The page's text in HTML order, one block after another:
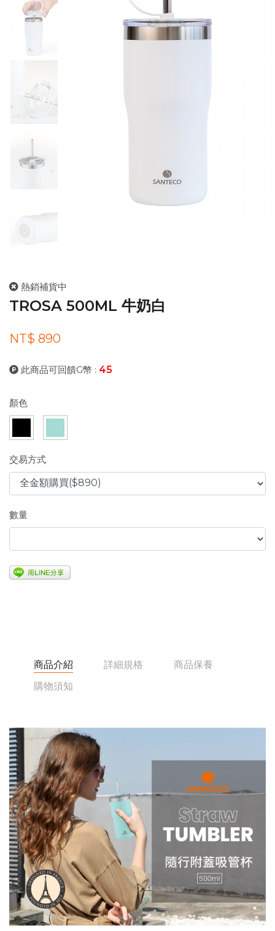
熱銷補貨中
TROSA 500ML 牛奶白
NT$ 890
此商品可回饋G幣 : 45
顏色
交易方式
數量
商品介紹 詳細規格
商品保養
購物須知